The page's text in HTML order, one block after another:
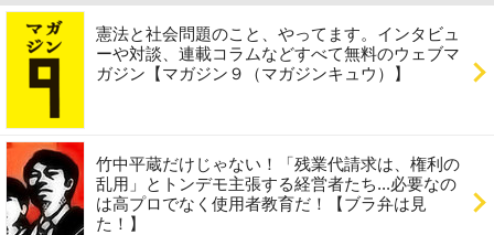
憲法と社会問題のこと、やってます。インタビュ
ーや対談、連載コラムなどすべて無料のウェブマ
ガジン【マガジン９（マガジンキュウ）】
竹中平蔵だけじゃない！「残業代請求は、権利の
乱用」とトンデモ主張する経営者たち...必要なの
は高プロでなく使用者教育だ！【ブラ弁は見
た！】